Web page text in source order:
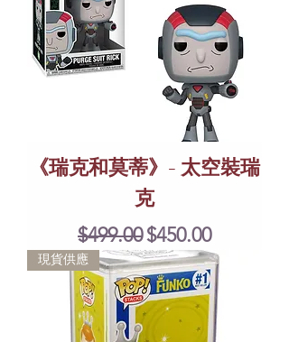
《瑞克和莫蒂》- 太空裝瑞
克
Regular Price
$499.00Sale Price
$450.00
現貨供應